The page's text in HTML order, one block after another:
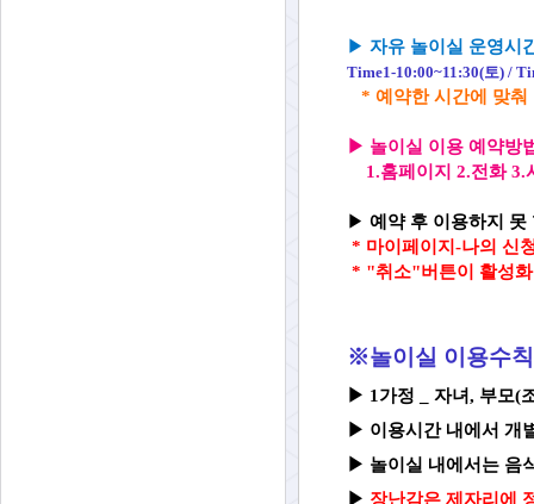
▶ 자유 놀이실 운영시
Time1-10:00~11:30(토) /
* 예약한 시간에 맞춰
▶ 놀이실 이용 예약방
1.홈페이지 2.전화 3.
▶ 예약 후 이용하지 못
* 마이페이지-나의 신
* "취소"버튼이 활성화
※놀이실 이용수
▶ 1가정 _ 자녀, 부모(
▶ 이용시간 내에서 개
▶ 놀이실 내에서는 음
▶ 장난감은 제자리에